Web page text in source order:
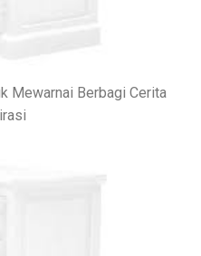
Mewarnai Berbagi Cerita